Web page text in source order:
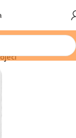
🔥